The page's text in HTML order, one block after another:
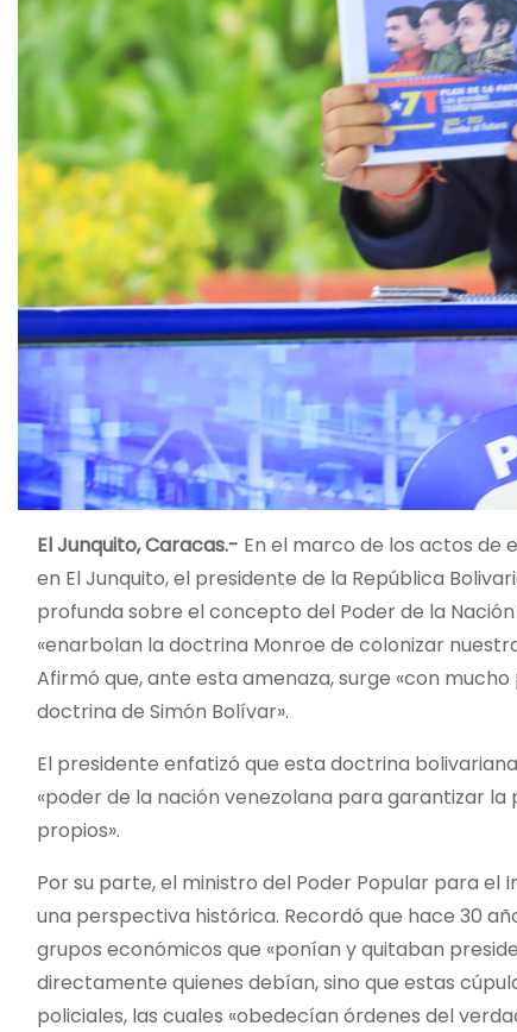
El Junquito, Caracas.- En el marco de los actos de
en El Junquito, el presidente de la República
profunda sobre el concepto del Poder de la
«enarbolan la doctrina Monroe de colonizar
Afirmó que, ante esta amenaza, surge «con
doctrina de Simón Bolívar».
El presidente enfatizó que esta doctrina
«poder de la nación venezolana para garantizar
propios».
Por su parte, el ministro del Poder Popular para el
una perspectiva histórica. Recordó que hace 30
grupos económicos que «ponían y quitaban
directamente quienes debían, sino que estas
policiales, las cuales «obedecían órdenes del